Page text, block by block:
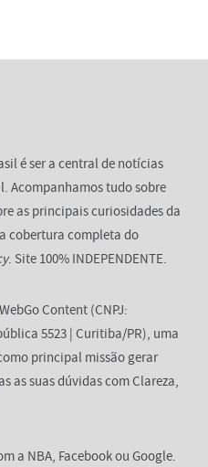
é ser a central de notícias
Acompanhamos tudo sobre
as principais curiosidades da
cobertura completa do
. Site 100% INDEPENDENTE.
Content (CNPJ:
5523 | Curitiba/PR), uma
principal missão gerar
as suas dúvidas com Clareza,
a NBA, Facebook ou Google.